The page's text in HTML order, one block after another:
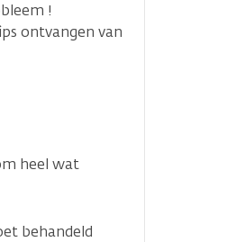
!
ontvangen van
heel wat
behandeld